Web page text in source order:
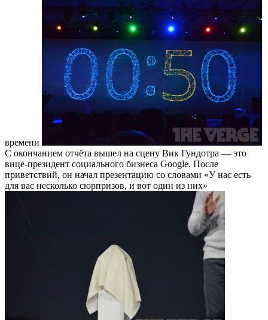
времени
С окончанием отчёта вышел на сцену Вик Гундотра — это
вице-президент социального бизнеса Google. После
приветствий, он начал презентацию со словами «У нас есть
для вас несколько сюрпризов, и вот один из них»